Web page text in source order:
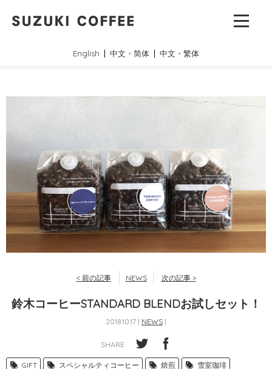
English 中文・简体 中文・繁体
< 前の記事 NEWS 次の記事 >
鈴木コーヒーSTANDARD BLENDお試しセット！
2018.10.17 | NEWS |
SHARE
GIFT スペシャルティコーヒー 焙煎 雪室珈琲